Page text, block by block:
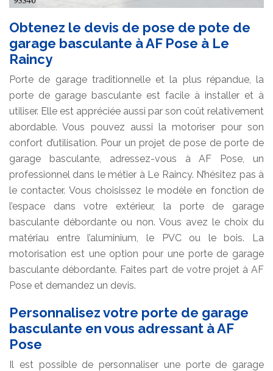
Obtenez le devis de pose de pote de
garage basculante à AF Pose à Le
Raincy
Porte de garage traditionnelle et la plus répandue, la
porte de garage basculante est facile à installer et à
utiliser. Elle est appréciée aussi par son coût relativement
abordable. Vous pouvez aussi la motoriser pour son
confort d’utilisation. Pour un projet de pose de porte de
garage basculante, adressez-vous à AF Pose, un
professionnel dans le métier à Le Raincy. N’hésitez pas à
le contacter. Vous choisissez le modèle en fonction de
l’espace dans votre extérieur, la porte de garage
basculante débordante ou non. Vous avez le choix du
matériau entre l’aluminium, le PVC ou le bois. La
motorisation est une option pour une porte de garage
basculante débordante. Faites part de votre projet à AF
Pose et demandez un devis.
Personnalisez votre porte de garage
basculante en vous adressant à AF
Pose
Il est possible de personnaliser une porte de garage